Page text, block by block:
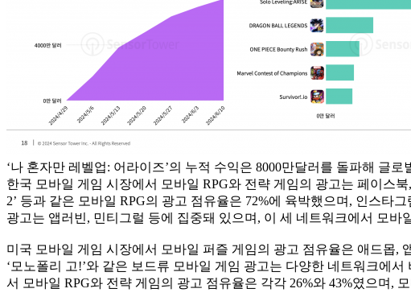
‘나 혼자만 레벨업: 어라이즈’의 누적 수익은 8000만달러를 돌파해 글
한국 모바일 게임 시장에서 모바일 RPG와 전략 게임의 광고는 페이스
2’ 등과 같은 모바일 RPG의 광고 점유율은 72%에 육박했으며, 인스타
광고는 앱러빈, 민티그럴 등에 집중돼 있으며, 이 세 네트워크에서 모바
미국 모바일 게임 시장에서 모바일 퍼즐 게임의 광고 점유율은 애드몹,
‘모노폴리 고!’와 같은 보드류 모바일 게임 광고는 다양한 네트워크에
서 모바일 RPG와 전략 게임의 광고 점유율은 각각 26%와 43%였으며,